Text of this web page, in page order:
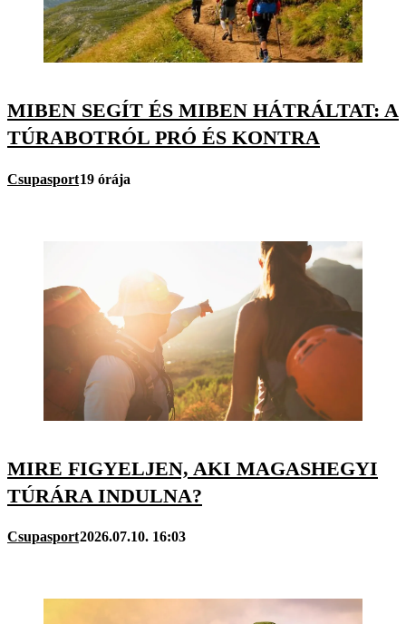
MIBEN SEGÍT ÉS MIBEN HÁTRÁLTAT: A
TÚRABOTRÓL PRÓ ÉS KONTRA
Csupasport19 órája
MIRE FIGYELJEN, AKI MAGASHEGYI
TÚRÁRA INDULNA?
Csupasport2026.07.10. 16:03